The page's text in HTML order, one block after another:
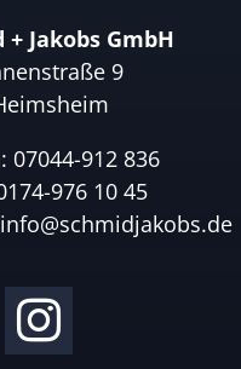
+ Jakobs GmbH
9
07044-912 836
976 10 45
info@schmidjakobs.de